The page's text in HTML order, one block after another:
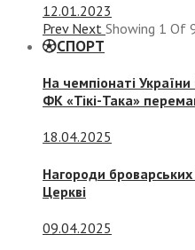
12.01.2023
Prev Next Showing 1 Of
СПОРТ
На чемпіонаті
ФК «Тікі-Така»
18.04.2025
Нагороди броварських
Церкві
09.04.2025